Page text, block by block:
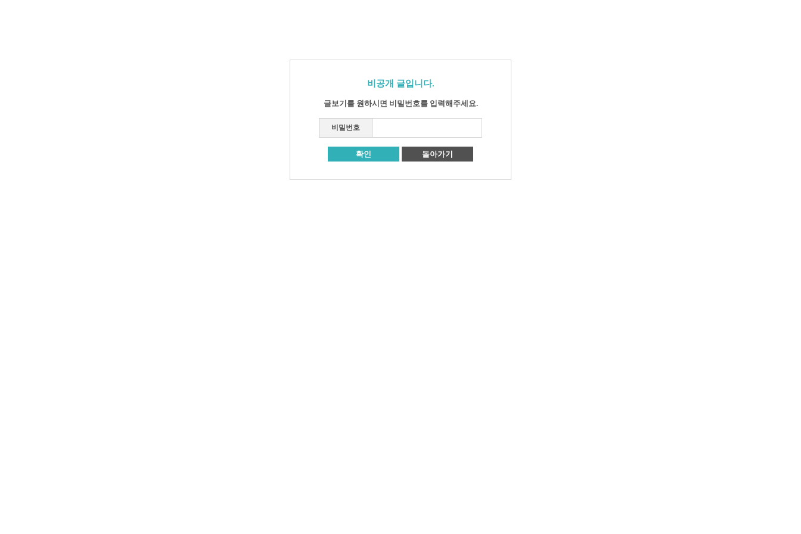
비공개 글입니다.
글보기를 원하시면 비밀번호를 입력해주세요.
비밀번호